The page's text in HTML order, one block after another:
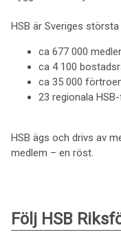
HSB är Sveriges
ca 677 000
ca 4 100
ca 35 000
23 regionala
HSB ägs och drivs av
medlem – en röst.
Följ HSB